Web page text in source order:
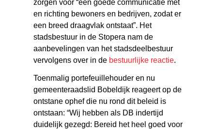
zorgen voor “een goede communicatie met
en richting bewoners en bedrijven, zodat er
een breed draagvlak ontstaat”. Het
stadsbestuur in de Stopera nam de
aanbevelingen van het stadsdeelbestuur
vervolgens over in de bestuurlijke reactie.
Toenmalig portefeuillehouder en nu
gemeenteraadslid Bobeldijk reageert op de
ontstane ophef die nu rond dit beleid is
ontstaan: “Wij hebben als DB indertijd
duidelijk gezegd: Bereid het heel goed voor